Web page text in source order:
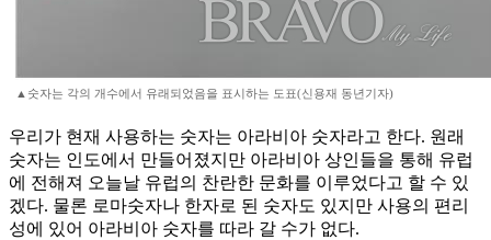
▲숫자는 각의 개수에서 유래되었음을 표시하는 도표(신용재 동년기자)
우리가 현재 사용하는 숫자는 아라비아 숫자라고 한다. 원래
숫자는 인도에서 만들어졌지만 아라비아 상인들을 통해 유럽
에 전해져 오늘날 유럽의 찬란한 문화를 이루었다고 할 수 있
겠다. 물론 로마숫자나 한자로 된 숫자도 있지만 사용의 편리
성에 있어 아라비아 숫자를 따라 갈 수가 없다.